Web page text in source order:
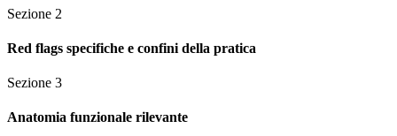
Sezione 2
Red flags specifiche e confini della pratica
Sezione 3
Anatomia funzionale rilevante